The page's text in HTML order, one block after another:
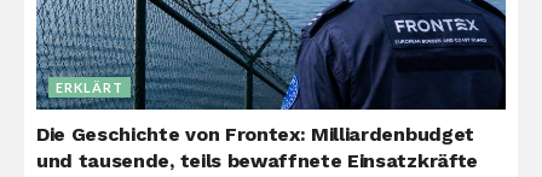
ERKLÄRT
Die Geschichte von Frontex: Milliardenbudget
und tausende, teils bewaffnete Einsatzkräfte